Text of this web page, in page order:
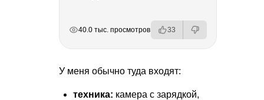
40.0 тыс. просмотров 33
У меня обычно туда входят:
техника: камера с зарядкой,